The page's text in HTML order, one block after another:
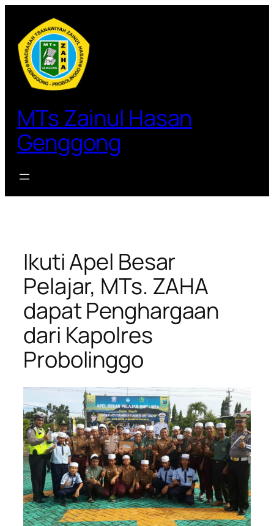
konten
MTs Zainul Hasan
Genggong
Ikuti Apel Besar
Pelajar, MTs. ZAHA
dapat Penghargaan
dari Kapolres
Probolinggo